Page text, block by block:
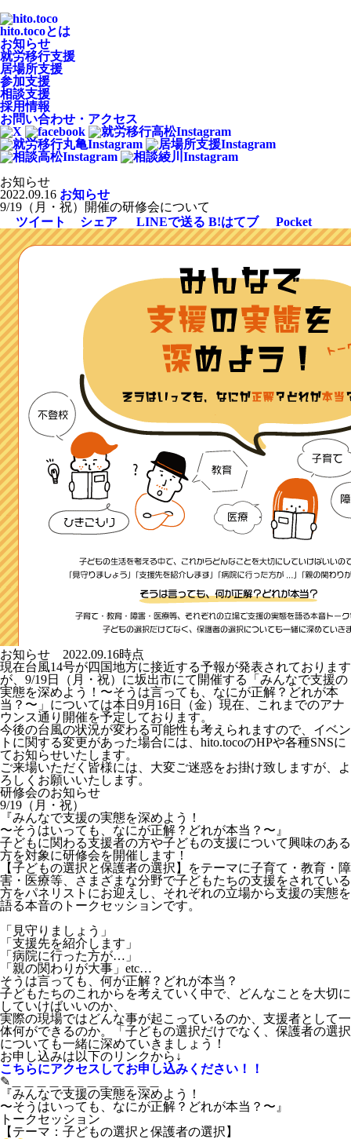
hito.tocoとは
お知らせ
就労移行支援
居場所支援
参加支援
相談支援
採用情報
お問い合わせ・アクセス
お知らせ
2022.09.16 お知らせ
9/19（月・祝）開催の研修会について
ツイート
シェア LINEで送る B!はてブ Pocket
お知らせ 2022.09.16時点
現在台風14号が四国地方に接近する予報が発表されております
が、9/19日（月・祝）に坂出市にて開催する「みんなで支援の
実態を深めよう！〜そうは言っても、なにが正解？どれが本
当？〜」については本日9月16日（金）現在、これまでのアナ
ウンス通り開催を予定しております。
今後の台風の状況が変わる可能性も考えられますので、イベン
トに関する変更があった場合には、hito.tocoのHPや各種SNSに
てお知らせいたします。
ご来場いただく皆様には、大変ご迷惑をお掛け致しますが、よ
ろしくお願いいたします。
研修会のお知らせ
9/19（月・祝）
『みんなで支援の実態を深めよう！
〜そうはいっても、なにが正解？どれが本当？〜』
子どもに関わる支援者の方や子どもの支援について興味のある
方を対象に研修会を開催します！
【子どもの選択と保護者の選択】をテーマに子育て・教育・障
害・医療等、さまざまな分野で子どもたちの支援をされている
方をパネリストにお迎えし、それぞれの立場から支援の実態を
語る本音のトークセッションです。
「見守りましょう」
「支援先を紹介します」
「病院に行った方が…」
「親の関わりが大事」etc…
そうは言っても、何が正解？どれが本当？
子どもたちのこれからを考えていく中で、どんなことを大切に
していけばいいのか、
実際の現場ではどんな事が起こっているのか、支援者として一
体何ができるのか。「子どもの選択だけでなく、保護者の選択
についても一緒に深めていきましょう！
お申し込みは以下のリンクから↓
こちらにアクセスしてお申し込みください！！
✎︎＿＿＿＿＿＿＿＿＿＿＿＿
『みんなで支援の実態を深めよう！
〜そうはいっても、なにが正解？どれが本当？〜』
トークセッション
【テーマ：子どもの選択と保護者の選択】